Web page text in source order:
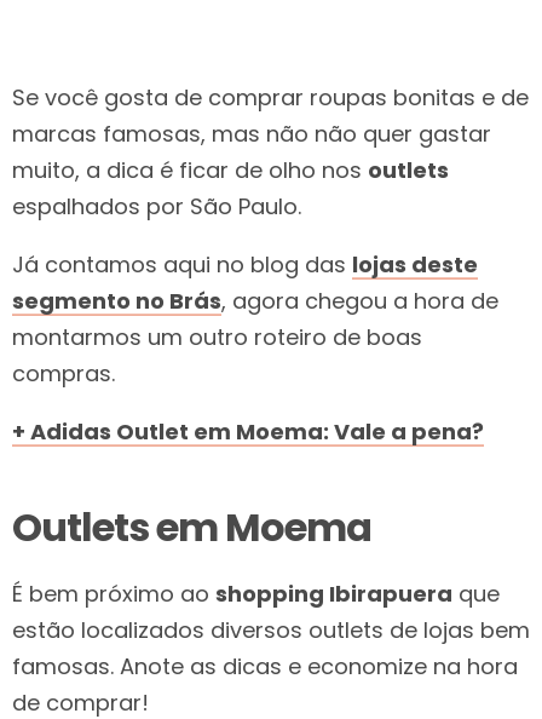
Se você gosta de comprar roupas bonitas e de
marcas famosas, mas não não quer gastar
muito, a dica é ficar de olho nos outlets
espalhados por São Paulo.
Já contamos aqui no blog das lojas deste
segmento no Brás, agora chegou a hora de
montarmos um outro roteiro de boas
compras.
+ Adidas Outlet em Moema: Vale a pena?
Outlets em Moema
É bem próximo ao shopping Ibirapuera que
estão localizados diversos outlets de lojas bem
famosas. Anote as dicas e economize na hora
de comprar!